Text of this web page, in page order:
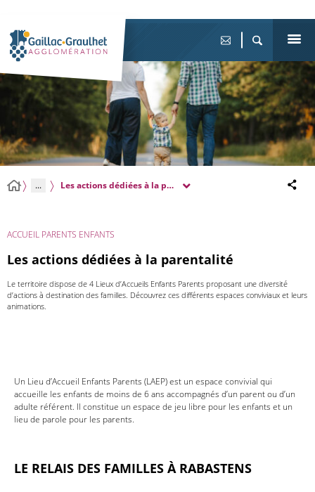
... Les actions dédiées à la parentalité
ACCUEIL PARENTS ENFANTS
Les actions dédiées à la parentalité
Le territoire dispose de 4 Lieux d’Accueils Enfants Parents proposant une diversité
d’actions à destination des familles. Découvrez ces différents espaces conviviaux et leurs
animations.
Un Lieu d’Accueil Enfants Parents (LAEP) est un espace convivial qui
accueille les enfants de moins de 6 ans accompagnés d’un parent ou d’un
adulte référent. Il constitue un espace de jeu libre pour les enfants et un
lieu de parole pour les parents.
LE RELAIS DES FAMILLES À RABASTENS